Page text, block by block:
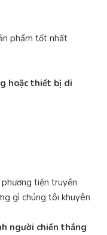
phẩm tốt nhất
hoặc thiết bị di
tiện truyền
gì chúng tôi khuyên
người chiến thắng